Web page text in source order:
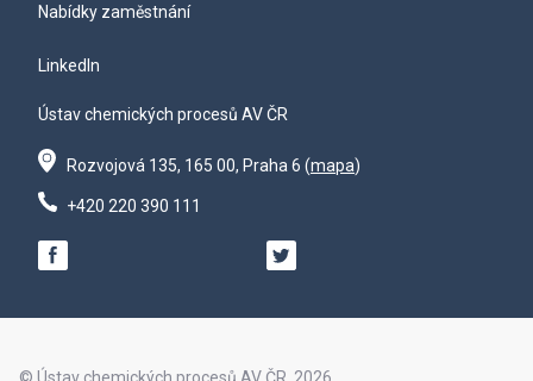
Nabídky zaměstnání
LinkedIn
Ústav chemických procesů AV ČR
Rozvojová 135, 165 00, Praha 6 (mapa)
+420 220 390 111